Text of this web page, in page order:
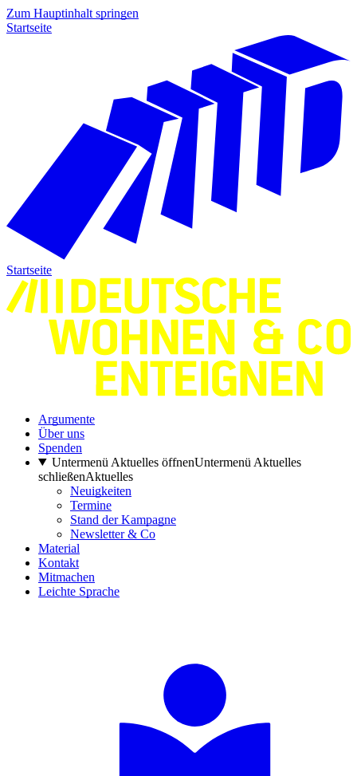
Zum Hauptinhalt springen
Startseite
Startseite
Argumente
Über uns
Spenden
Untermenü Aktuelles öffnenUntermenü Aktuelles
schließenAktuelles
Neuigkeiten
Termine
Stand der Kampagne
Newsletter & Co
Material
Kontakt
Mitmachen
Leichte Sprache